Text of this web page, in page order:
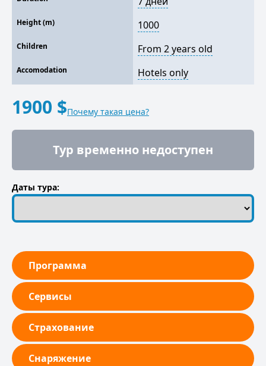
Height (m) 1000
Children From 2 years old
Accomodation Hotels only
1900 $Почему такая цена?
Тур временно недоступен
Даты тура:
Программа
Сервисы
Страхование
Снаряжение